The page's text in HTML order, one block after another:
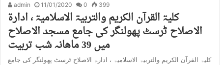
admin 11/01/2020 0 399
کلیۃ القرآن الکریم والتربیۃ الاسلامیۃ ، ادارۃ
الاصلاح ٹرسٹ پھولنگر کی جامع مسجد الاصلاح
میں 39 ماھانہ شب تربیت
کلیۃ القرآن الکریم والتربیۃ الاسلامیۃ ، ادارۃ الاصلاح ٹرسٹ پھولنگر کی جامع